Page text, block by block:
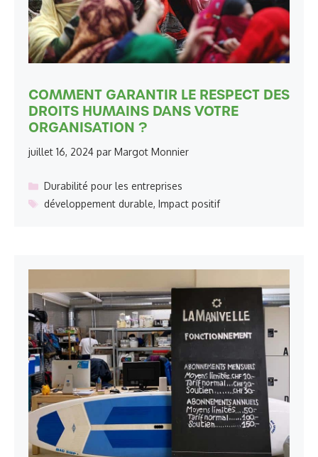
COMMENT GARANTIR LE RESPECT DES
DROITS HUMAINS DANS VOTRE
ORGANISATION ?
juillet 16, 2024 par Margot Monnier
Catégories
Durabilité pour les entreprises
Étiquettes
développement durable,Impact positif